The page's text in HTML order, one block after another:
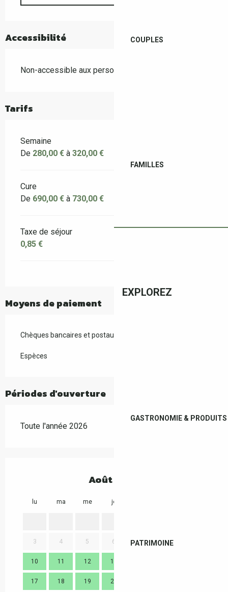
COUPLES
FAMILLES
EXPLOREZ
GASTRONOMIE & PRODUITS
PATRIMOINE
Accessibilité
Non-accessible aux personnes handicapées
Tarifs
Semaine
De 280,00 € à 320,00 €
Cure
De 690,00 € à 730,00 €
Taxe de séjour
0,85 €
Moyens de paiement
Chèques bancaires et postaux
Espèces
Périodes d'ouverture
Toute l'année 2026
Août 2026
lu ma me je
3 4 5 6 7 8
10 11 12 13
17 18 19 20